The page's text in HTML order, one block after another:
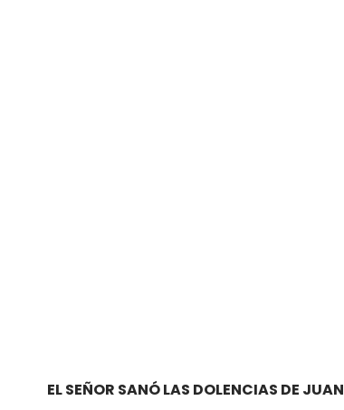
EL SEÑOR SANÓ LAS DOLENCIAS DE JUAN